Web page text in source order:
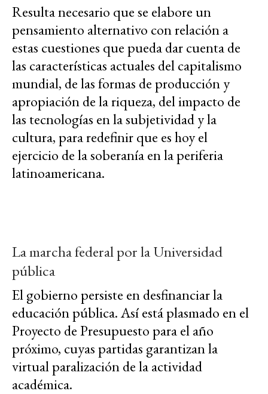
Resulta necesario que se elabore un
pensamiento alternativo con relación a
estas cuestiones que pueda dar cuenta de
las características actuales del capitalismo
mundial, de las formas de producción y
apropiación de la riqueza, del impacto de
las tecnologías en la subjetividad y la
cultura, para redefinir que es hoy el
ejercicio de la soberanía en la periferia
latinoamericana.
La marcha federal por la Universidad
pública
El gobierno persiste en desfinanciar la
educación pública. Así está plasmado en el
Proyecto de Presupuesto para el año
próximo, cuyas partidas garantizan la
virtual paralización de la actividad
académica.